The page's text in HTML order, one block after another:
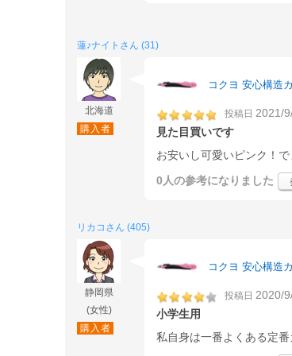
蓮♪ナイトさん (31)
北海道
購入者
コクヨ 安心構造
投稿日 2021/
見た目買いです
お安いし可愛いピンク！
0人の参考になりました
リカコさん (405)
静岡県
(女性)
購入者
コクヨ 安心構造
投稿日 2020/
小学生用
私自身は一番よくある定